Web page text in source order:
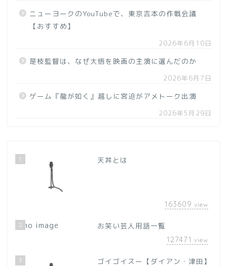
ニューヨークのYouTubeで、東京吉本の作戦会議
【おすすめ】
2026年6月10日
是枝監督は、なぜ大悟を映画の主演に選んだのか
2026年6月7日
ゲーム『龍が如く』越しに宮迫がアメトーク出演
2026年5月29日
1 天丼とは
163609 view
2
お笑い芸人用語一覧
127471 view
3 ゴイゴイスー【ダイアン・津田】